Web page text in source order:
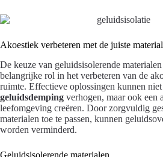
Akoestiek verbeteren met de juiste
De keuze van geluidsisolerende materialen
belangrijke rol in het verbeteren van de
ruimte. Effectieve oplossingen kunnen
geluidsdemping verhogen, maar ook een
leefomgeving creëren. Door zorgvuldig
materialen toe te passen, kunnen
worden verminderd.
Geluidsisolerende materialen